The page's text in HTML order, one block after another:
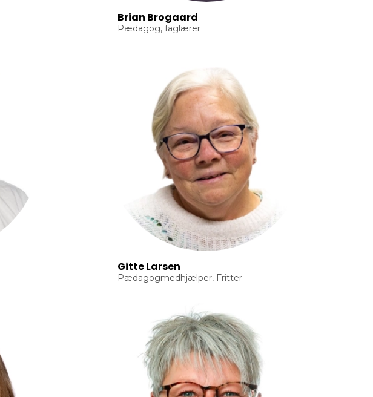
Brian Brogaard
Pædagog, faglærer
Gitte Larsen
Pædagogmedhjælper, Fritter